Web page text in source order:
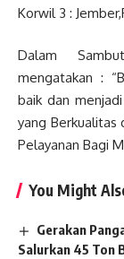
Korwil 3 :
Dalam
mengatakan :
baik dan
yang Berkualitas
Pelayanan Bagi
You Might
Gerakan
Salurkan 45 Ton